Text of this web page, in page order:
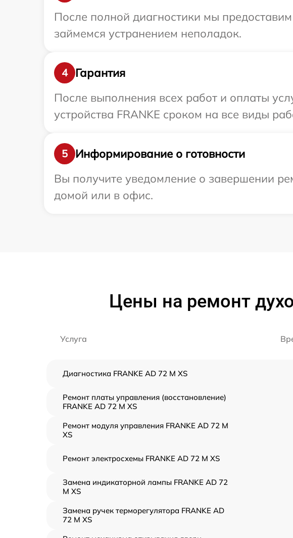
После полной диагностики мы
займемся устранением неполадок.
4
Гарантия
После выполнения всех работ и оплаты
устройства FRANKE сроком на все виды
5
Информирование о готовности
Вы получите уведомление о завершении
домой или в офис.
Цены на ремонт
Услуга
Диагностика FRANKE AD 72 M XS
Ремонт платы управления (восстановление)
FRANKE AD 72 M XS
Ремонт модуля управления FRANKE AD 72 M
XS
Ремонт электросхемы FRANKE AD 72 M XS
Замена индикаторной лампы FRANKE AD 72
M XS
Замена ручек терморегулятора FRANKE AD
72 M XS